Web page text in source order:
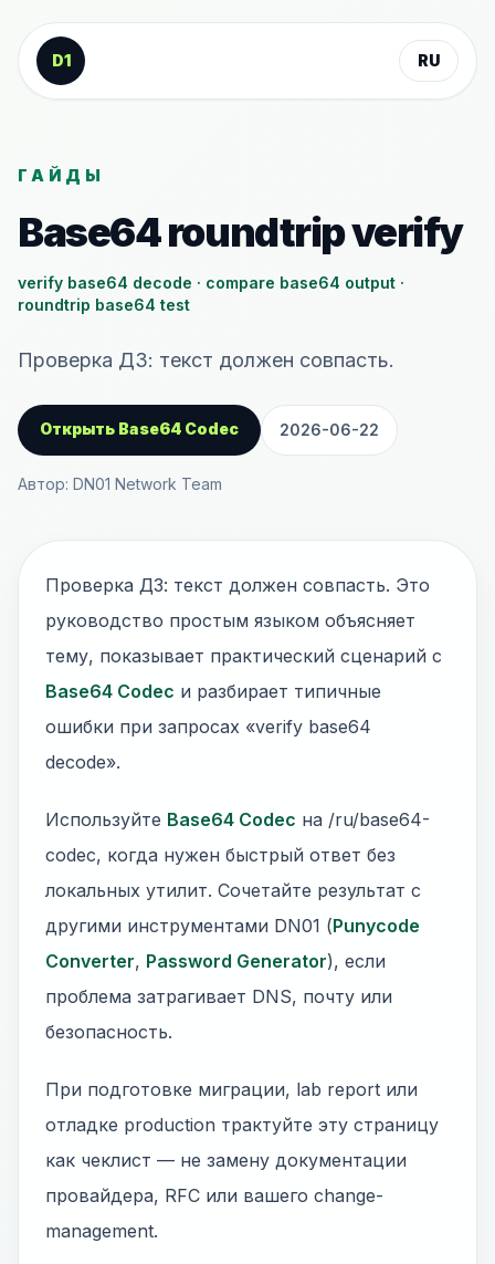
К содержанию
D1
RU
ГАЙДЫ
Base64 roundtrip verify
verify base64 decode · compare base64 output ·
roundtrip base64 test
Проверка ДЗ: текст должен совпасть.
Открыть Base64 Codec 2026-06-22
Автор: DN01 Network Team
Проверка ДЗ: текст должен совпасть. Это
руководство простым языком объясняет
тему, показывает практический сценарий с
Base64 Codec и разбирает типичные
ошибки при запросах «verify base64
decode».
Используйте Base64 Codec на /ru/base64-
codec, когда нужен быстрый ответ без
локальных утилит. Сочетайте результат с
другими инструментами DN01 (Punycode
Converter, Password Generator), если
проблема затрагивает DNS, почту или
безопасность.
При подготовке миграции, lab report или
отладке production трактуйте эту страницу
как чеклист — не замену документации
провайдера, RFC или вашего change-
management.